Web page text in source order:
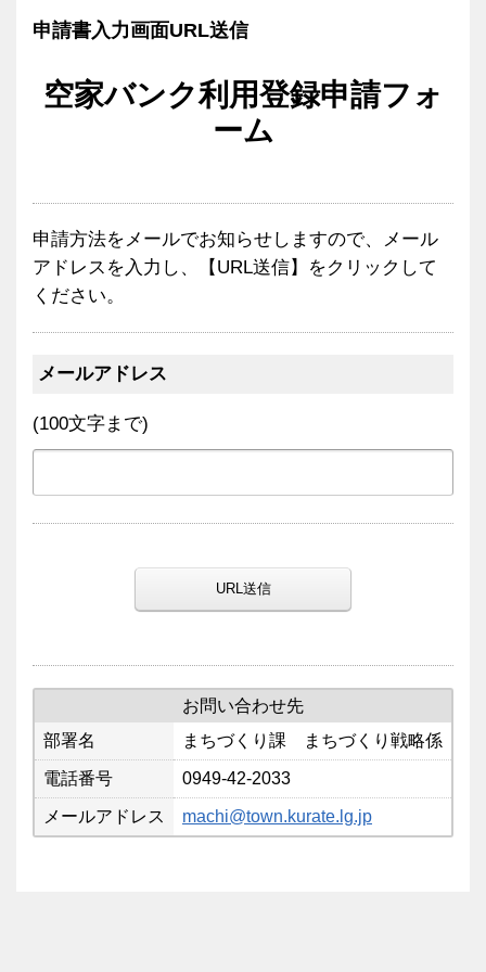
申請書入力画面URL送信
空家バンク利用登録申請フォ
ーム
申請方法をメールでお知らせしますので、メール
アドレスを入力し、【URL送信】をクリックして
ください。
メールアドレス
(100文字まで)
URL送信
お問い合わせ先
部署名
まちづくり課 まちづくり戦略係
電話番号 0949-42-2033
メールアドレス machi@town.kurate.lg.jp